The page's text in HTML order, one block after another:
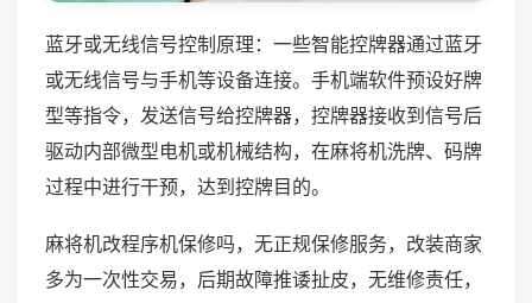
蓝牙或无线信号控制原理：一些智能控牌器通过蓝牙
或无线信号与手机等设备连接。手机端软件预设好牌
型等指令，发送信号给控牌器，控牌器接收到信号后
驱动内部微型电机或机械结构，在麻将机洗牌、码牌
过程中进行干预，达到控牌目的。
麻将机改程序机保修吗，无正规保修服务，改装商家
多为一次性交易，后期故障推诿扯皮，无维修责任，